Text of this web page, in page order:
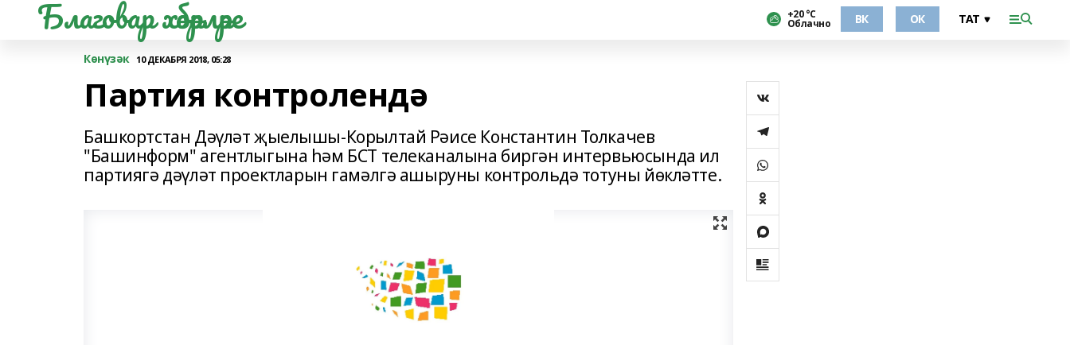
Благовар хәбәрләре +20 °С
Облачно ВК ОК
Көнүзәк 10 ДЕКАБРЯ 2018, 05:28
Партия контролендә
Башкортстан Дәүләт җыелышы-Корылтай Рәисе Константин Толкачев
"Башинформ" агентлыгына һәм БСТ телеканалына биргән интервьюсында ил
партиягә дәүләт проектларын гамәлгә ашыруны контрольдә тотуны йөкләтте.